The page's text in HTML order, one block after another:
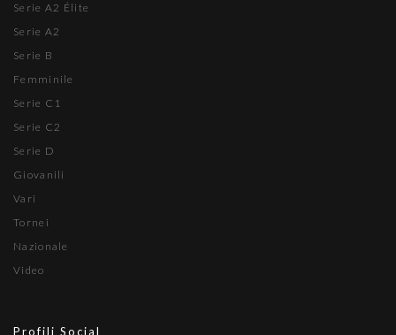
Serie A2 Élite
Serie A2
Serie B
Femminile
Serie C1
Serie C2
Serie D
Giovanili
Vari
Tornei
Nazionale
Video
Profili Social